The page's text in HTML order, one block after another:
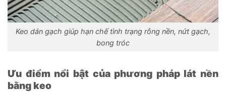
Keo dán gạch giúp hạn chế tình trạng rỗng nền, nứt gạch,
bong tróc
Ưu điểm nổi bật của phương pháp lát nền
bằng keo